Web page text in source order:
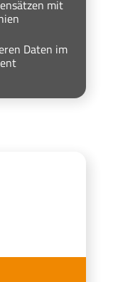
mit
Daten im